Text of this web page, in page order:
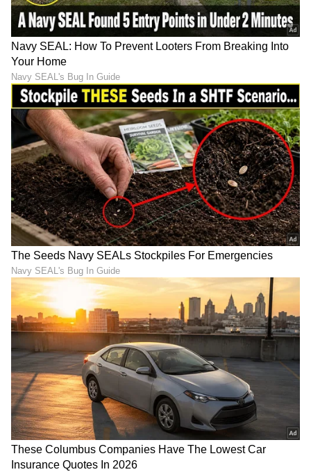
Image Credit :Viralbhayani Instagram
18 ವರ್ಷಗಳಿಂದ ಸಕ್ಕರೆ
ಶಿಲ್ಪಾ ಶೆಟ್ಟಿ ಅವರು ತಾವು 18 ವರ್ಷಗಳಿಂದ ಸಕ್ಕರೆ
ಬಿಟ್ಟಿರುವುದಾಗಿ ಹೇಳಿದ್ದಾರೆ. ಸಕ್ಕರೆ ಬಿಡುವುದು ತುಂಬಾ
ಒಳ್ಳೆಯದೇ. ಆದರೆ ಅದೊಂದೇ ಈ ರೀತಿಯ ಸೊಂಟಕ್ಕೆ
ಕಾರಣವಲ್ಲ, ಅಷ್ಟಕ್ಕೂ ಸೆಲೆಬ್ರಿಟಿಗಳು ಹೇಳೋದೆಲ್ಲಾ ನಿಜವಲ್ಲ
ಎಂದೂ ಬಳಕುವ ಬಳ್ಳಿಯ ರಹಸ್ಯವನ್ನು ತೆರೆದಿಟ್ಟಿದ್ದಾರೆ
ಪ್ಲಾಸ್ಟಿಕ್​ ಸರ್ಜನ್​ ಡಾ. ಪ್ರಶಾಂತ್​ ಡಿಜಿರೆ.
LATEST VIDEOS